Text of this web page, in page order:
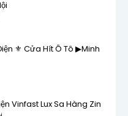
⚜ Cửa Hít Ô Tô ▶Minh
Vinfast Lux Sa Hàng Zin